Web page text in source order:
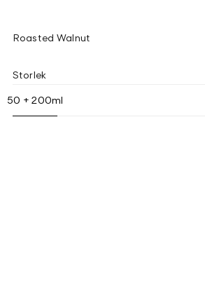
Roasted Walnut
Storlek
50 + 200ml